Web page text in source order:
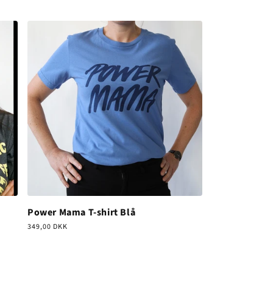
Power Mama T-shirt Blå
Normalpris
349,00 DKK